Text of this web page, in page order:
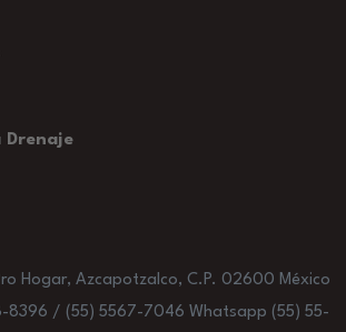
Drenaje
Hogar, Azcapotzalco, C.P. 02600 México
8396 / (55) 5567-7046 Whatsapp (55) 55-